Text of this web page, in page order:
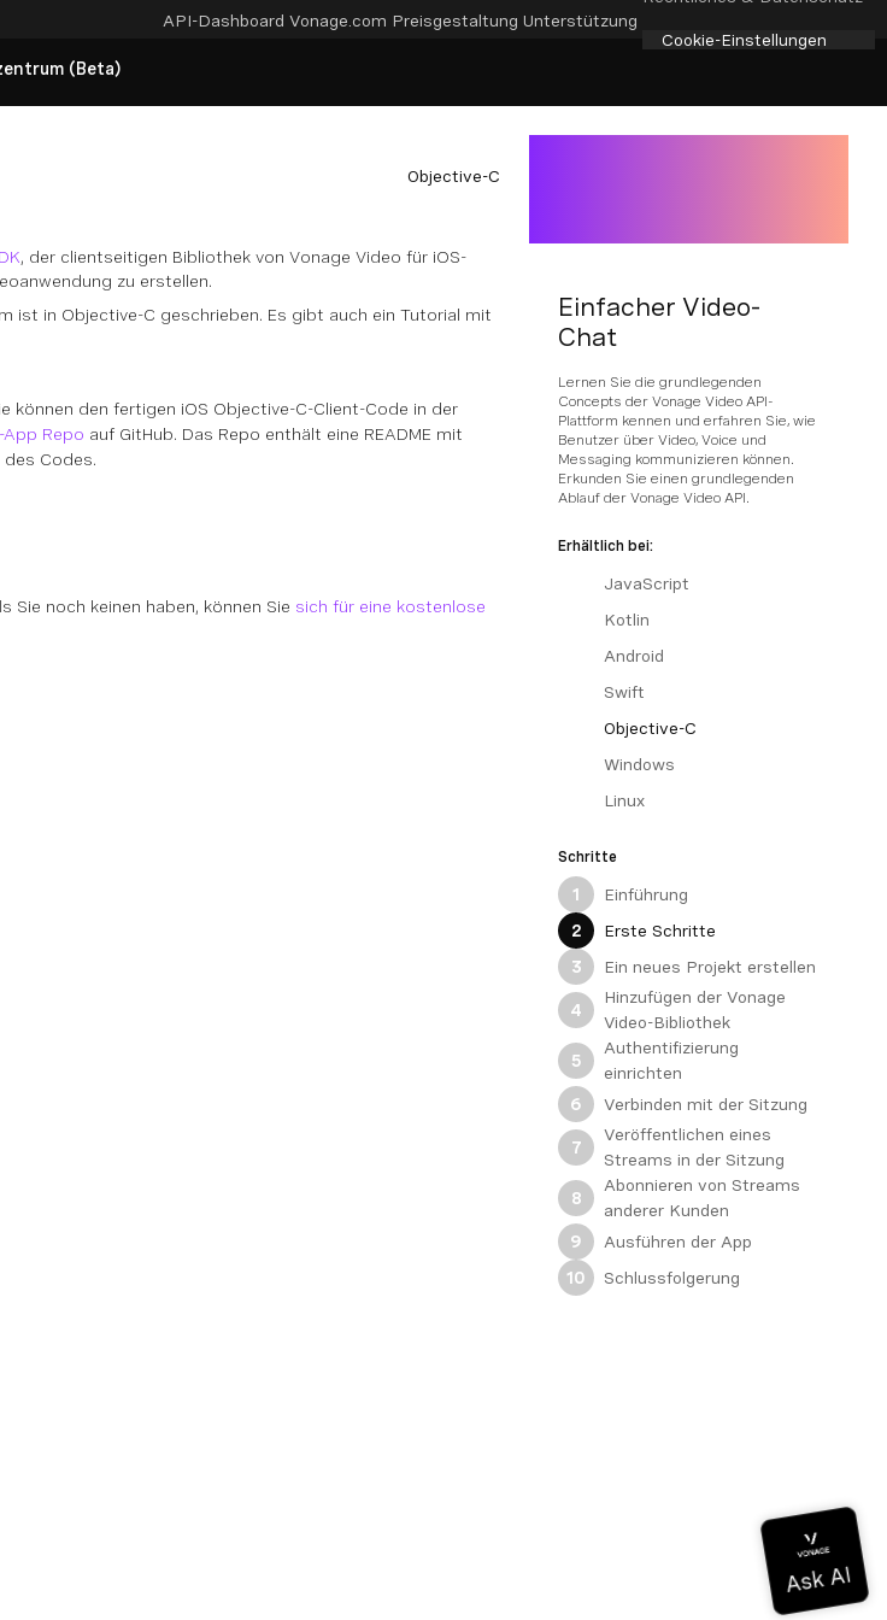
API-Dashboard Vonage.com Preisgestaltung Unterstützung
Cookie-Einstellungen
(Beta)
Objective-C
, der clientseitigen Bibliothek von Vonage Video für iOS-
zu erstellen.
ist in Objective-C geschrieben. Es gibt auch ein Tutorial mit
können den fertigen iOS Objective-C-Client-Code in der
App Repo auf GitHub. Das Repo enthält eine README mit
Codes.
Sie noch keinen haben, können Sie sich für eine kostenlose
Einfacher Video-
Chat
Lernen Sie die grundlegenden
Concepts der Vonage Video API-
Plattform kennen und erfahren Sie, wie
Benutzer über Video, Voice und
Messaging kommunizieren können.
Erkunden Sie einen grundlegenden
Ablauf der Vonage Video API.
Erhältlich bei:
JavaScript
Kotlin
Android
Swift
Objective-C
Windows
Linux
Schritte
1
Einführung
2
Erste Schritte
3
Ein neues Projekt erstellen
4
Hinzufügen der Vonage
Video-Bibliothek
5
Authentifizierung
einrichten
6
Verbinden mit der Sitzung
7
Veröffentlichen eines
Streams in der Sitzung
8
Abonnieren von Streams
anderer Kunden
9
Ausführen der App
10
Schlussfolgerung